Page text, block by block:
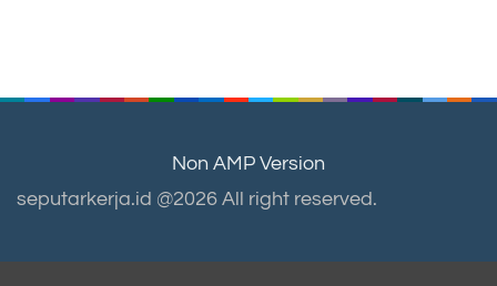
Non AMP Version
seputarkerja.id @2026 All right reserved.